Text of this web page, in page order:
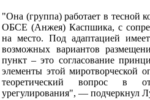
"Она (группа) работает в тесной
ОБСЕ (Анжея) Каспшика, с
на место. Под адаптацией
возможных вариантов
пункт – это согласование
элементы этой миротворческой
теоретический вопрос в
урегулирования", — подчеркнул